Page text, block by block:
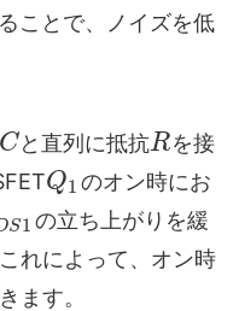
ことで、ノイズを低
Cと直列に抵抗Rを接
Q1 のオン時にお
S1 の立ち上がりを緩
れによって、オン時
ます。